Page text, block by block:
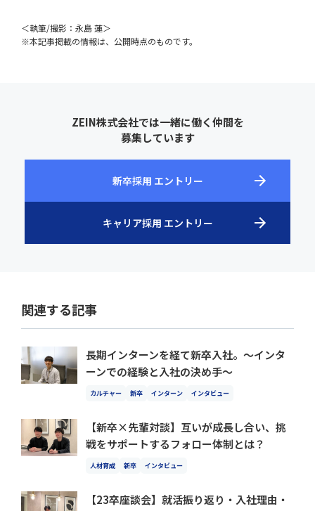
＜執筆/撮影：永島 蓮＞
※本記事掲載の情報は、公開時点のものです。
ZEIN株式会社では一緒に働く仲間を
募集しています
新卒採用 エントリー
キャリア採用 エントリー
関連する記事
長期インターンを経て新卒入社。～インタ
ーンでの経験と入社の決め手～
カルチャー 新卒 インターン インタビュー
【新卒×先輩対談】互いが成長し合い、挑
戦をサポートするフォロー体制とは？
人材育成 新卒 インタビュー
【23卒座談会】就活振り返り・入社理由・